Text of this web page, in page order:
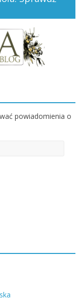
powiadomienia o